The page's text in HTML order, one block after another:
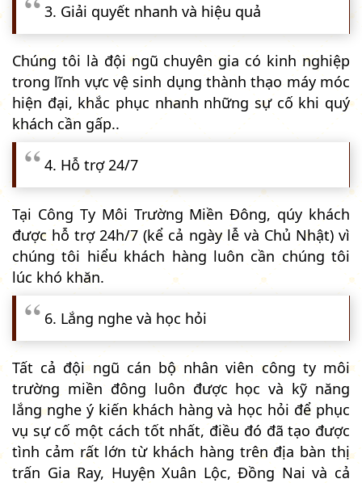
3. Giải quyết nhanh và hiệu quả
Chúng tôi là đội ngũ chuyên gia có kinh nghiệp
trong lĩnh vực vệ sinh dụng thành thạo máy móc
hiện đại, khắc phục nhanh những sự cố khi quý
khách cần gấp..
4. Hỗ trợ 24/7
Tại Công Ty Môi Trường Miền Đông, qúy khách
được hỗ trợ 24h/7 (kể cả ngày lễ và Chủ Nhật) vì
chúng tôi hiểu khách hàng luôn cần chúng tôi
lúc khó khăn.
6. Lắng nghe và học hỏi
Tất cả đội ngũ cán bộ nhân viên công ty môi
trường miền đông luôn được học và kỹ năng
lắng nghe ý kiến khách hàng và học hỏi để phục
vụ sự cố một cách tốt nhất, điều đó đã tạo được
tình cảm rất lớn từ khách hàng trên địa bàn thị
trấn Gia Ray, Huyện Xuân Lộc, Đồng Nai và cả